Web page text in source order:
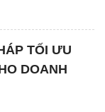
TỐI ƯU
DOANH